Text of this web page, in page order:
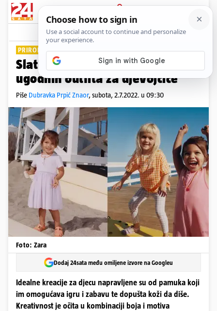
PRIJAVA
Lifestyle Komentari
PRIRODNI MATERIJALI
Slatke male kombinacije: 7
ugodnih outfita za djevojčice
Piše Dubravka Prpić Znaor, subota, 2.7.2022. u 09:30
Foto: Zara
Dodaj 24sata među omiljene izvore na Googleu
Idealne kreacije za djecu napravljene su od pamuka koji
im omogućava igru i zabavu te dopušta koži da diše.
Kreativnost je očita u kombinaciji boja i motiva